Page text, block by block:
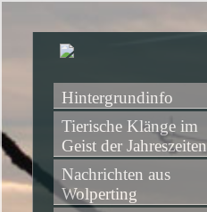
Hintergrundinfo
Tierische Klänge im
Geist der Jahreszeiten
Nachrichten aus
Wolperting